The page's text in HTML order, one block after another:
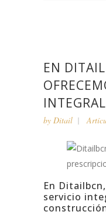
EN
by Ditail
En
servicio